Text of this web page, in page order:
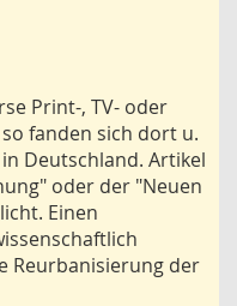
Print-, TV- oder
fanden sich dort u.
Deutschland. Artikel
oder der "Neuen
Einen
Reurbanisierung der